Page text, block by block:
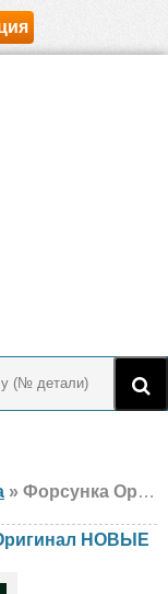
» Форсунка Оригинал 0445116006 2.2 C-DTEC Honda, НОВЫЕ
Оригинал НОВЫЕ